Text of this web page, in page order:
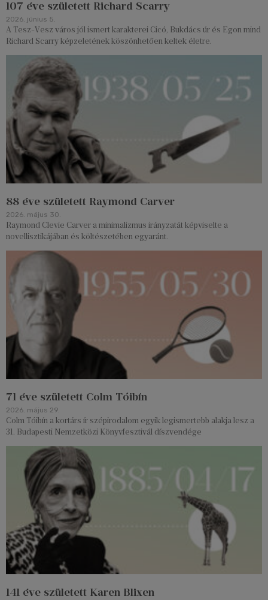
107 éve született Richard Scarry
2026. június 5.
A Tesz-Vesz város jól ismert karakterei Cicó, Bukdács úr és Egon mind
Richard Scarry képzeletének köszönhetően keltek életre.
88 éve született Raymond Carver
2026. május 30.
Raymond Clevie Carver a minimalizmus irányzatát képviselte a
novellisztikájában és költészetében egyaránt.
71 éve született Colm Tóibín
2026. május 29.
Colm Tóibín a kortárs ír szépirodalom egyik legismertebb alakja lesz a
31. Budapesti Nemzetközi Könyvfesztivál díszvendége
141 éve született Karen Blixen